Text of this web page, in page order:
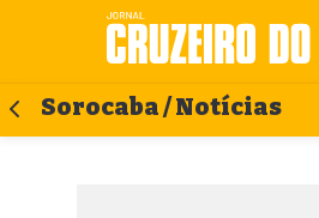
Sorocaba / Notícias